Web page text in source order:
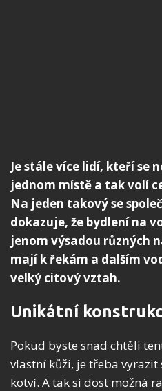
Je stále více lidí, kteří se
jednom místě a tak volí
Na jeden takový se
dokazuje, že bydlení na
jenom výsadou různých
mají k řekám a dalším
velký citový vztah.
Unikátní
Pokud byste snad chtěli
vlastní kůži, je třeba vyrazit
kotví. A tak si dost možná